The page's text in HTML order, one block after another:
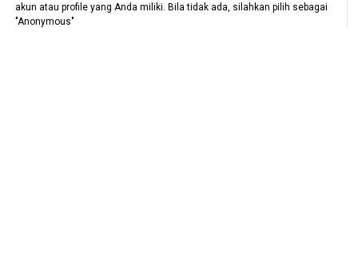
akun atau profile yang Anda miliki. Bila tidak ada, silahkan pilih sebagai
"Anonymous"